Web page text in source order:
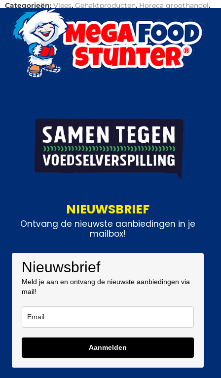
Categorieën: Vlees, Gehaktproducten, Horeca groothandel,
Varkensvlees
NIEUWSBRIEF
Ontvang de nieuwste aanbiedingen in je
mailbox!
Nieuwsbrief
Meld je aan en ontvang de nieuwste aanbiedingen via
mail!
Aanmelden